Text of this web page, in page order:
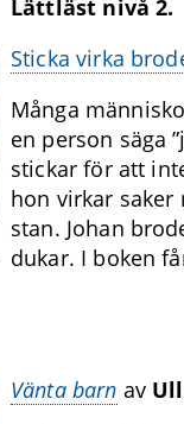
Lättläst nivå 2.
Sticka virka
Många
en person säga
stickar för att
hon virkar saker
stan. Johan
dukar. I boken
Vänta barn av